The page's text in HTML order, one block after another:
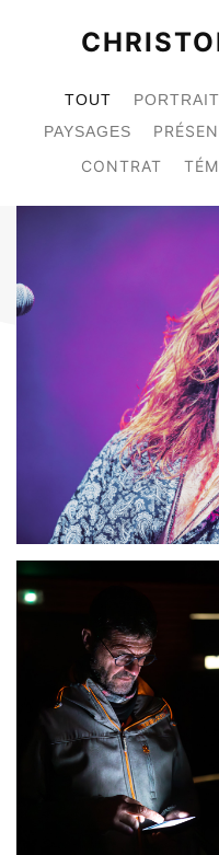
TOUT
PAYSAGES
CONTRAT